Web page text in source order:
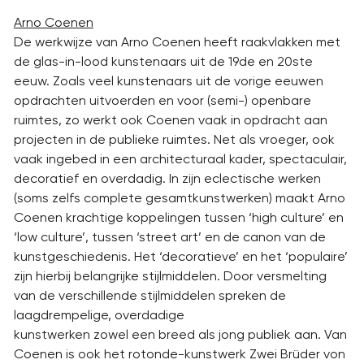
Arno Coenen
De werkwijze van Arno Coenen heeft raakvlakken met
de glas-in-lood kunstenaars uit de 19de en 20ste
eeuw. Zoals veel kunstenaars uit de vorige eeuwen
opdrachten uitvoerden en voor (semi-) openbare
ruimtes, zo werkt ook Coenen vaak in opdracht aan
projecten in de publieke ruimtes. Net als vroeger, ook
vaak ingebed in een architecturaal kader, spectaculair,
decoratief en overdadig. In zijn eclectische werken
(soms zelfs complete gesamtkunstwerken) maakt Arno
Coenen krachtige koppelingen tussen ‘high culture’ en
‘low culture’, tussen ‘street art’ en de canon van de
kunstgeschiedenis. Het ‘decoratieve’ en het ‘populaire’
zijn hierbij belangrijke stijlmiddelen. Door versmelting
van de verschillende stijlmiddelen spreken de
laagdrempelige, overdadige
kunstwerken zowel een breed als jong publiek aan. Van
Coenen is ook het rotonde-kunstwerk Zwei Brüder von